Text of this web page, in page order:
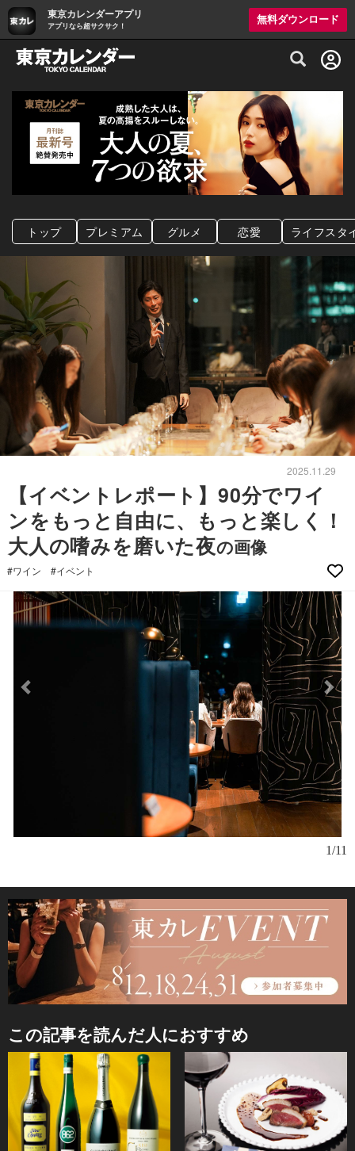
東京カレンダーアプリ
アプリなら超サクサク！
無料ダウンロード
グルメ情報・プレミアムレストラン予約
トップ プレミアム グルメ 恋愛 ライフスタ
2025.11.29
【イベントレポート】90分でワイ
ンをもっと自由に、もっと楽しく！
大人の嗜みを磨いた夜の画像
#ワイン #イベント
1/11
この記事を読んだ人におすすめ